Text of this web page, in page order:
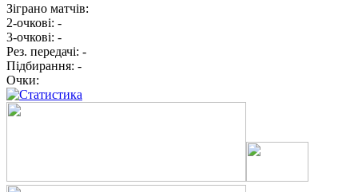
Зіграно матчів:
2-очкові: -
3-очкові: -
Рез. передачі: -
Підбирання: -
Очки: